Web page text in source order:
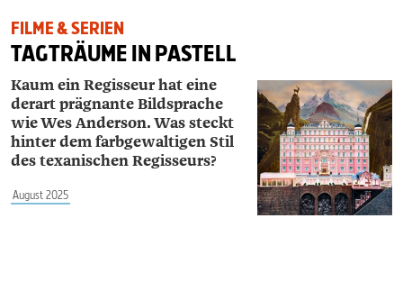
FILME & SERIEN
TAGTRÄUME IN PASTELL
Kaum ein Regisseur hat eine
derart prägnante Bildsprache
wie Wes ­Anderson. Was steckt
hinter dem farbgewaltigen Stil
des texanischen Regisseurs?
August 2025